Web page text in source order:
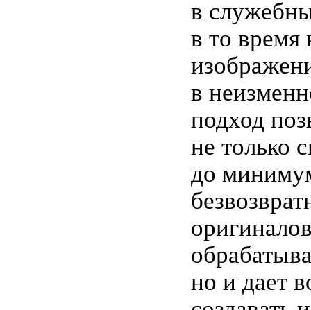
в
в то время
в
подход
не только
до
но и дает